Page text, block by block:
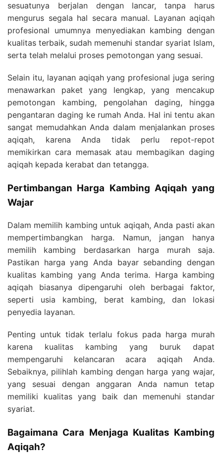
sesuatunya berjalan dengan lancar, tanpa harus
mengurus segala hal secara manual. Layanan aqiqah
profesional umumnya menyediakan kambing dengan
kualitas terbaik, sudah memenuhi standar syariat Islam,
serta telah melalui proses pemotongan yang sesuai.
Selain itu, layanan aqiqah yang profesional juga sering
menawarkan paket yang lengkap, yang mencakup
pemotongan kambing, pengolahan daging, hingga
pengantaran daging ke rumah Anda. Hal ini tentu akan
sangat memudahkan Anda dalam menjalankan proses
aqiqah, karena Anda tidak perlu repot-repot
memikirkan cara memasak atau membagikan daging
aqiqah kepada kerabat dan tetangga.
Pertimbangan Harga Kambing Aqiqah yang
Wajar
Dalam memilih kambing untuk aqiqah, Anda pasti akan
mempertimbangkan harga. Namun, jangan hanya
memilih kambing berdasarkan harga murah saja.
Pastikan harga yang Anda bayar sebanding dengan
kualitas kambing yang Anda terima. Harga kambing
aqiqah biasanya dipengaruhi oleh berbagai faktor,
seperti usia kambing, berat kambing, dan lokasi
penyedia layanan.
Penting untuk tidak terlalu fokus pada harga murah
karena kualitas kambing yang buruk dapat
mempengaruhi kelancaran acara aqiqah Anda.
Sebaiknya, pilihlah kambing dengan harga yang wajar,
yang sesuai dengan anggaran Anda namun tetap
memiliki kualitas yang baik dan memenuhi standar
syariat.
Bagaimana Cara Menjaga Kualitas Kambing
Aqiqah?